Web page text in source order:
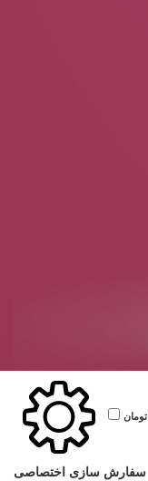
تومان
سفارش سازی اختصاصی